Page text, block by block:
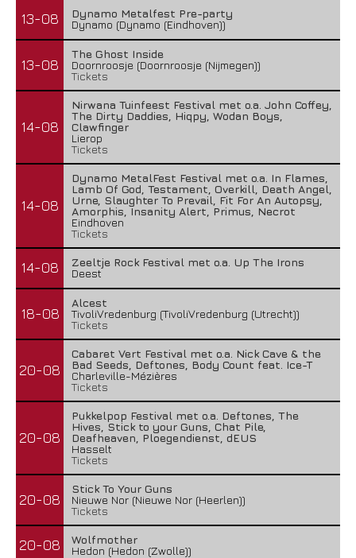
13-08
Dynamo Metalfest Pre-party
Dynamo (Dynamo (Eindhoven))
13-08
The Ghost Inside
Doornroosje (Doornroosje (Nijmegen))
Tickets
14-08
Nirwana Tuinfeest Festival met o.a. John Coffey,
The Dirty Daddies, Hiqpy, Wodan Boys,
Clawfinger
Lierop
Tickets
14-08
Dynamo MetalFest Festival met o.a. In Flames,
Lamb Of God, Testament, Overkill, Death Angel,
Urne, Slaughter To Prevail, Fit For An Autopsy,
Amorphis, Insanity Alert, Primus, Necrot
Eindhoven
Tickets
14-08
Zeeltje Rock Festival met o.a. Up The Irons
Deest
18-08
Alcest
TivoliVredenburg (TivoliVredenburg (Utrecht))
Tickets
20-08
Cabaret Vert Festival met o.a. Nick Cave & the
Bad Seeds, Deftones, Body Count feat. Ice-T
Charleville-Mézières
Tickets
20-08
Pukkelpop Festival met o.a. Deftones, The
Hives, Stick to your Guns, Chat Pile,
Deafheaven, Ploegendienst, dEUS
Hasselt
Tickets
20-08
Stick To Your Guns
Nieuwe Nor (Nieuwe Nor (Heerlen))
Tickets
20-08
Wolfmother
Hedon (Hedon (Zwolle))